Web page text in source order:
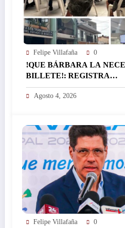
Felipe Villafaña 0
!QUE BÁRBARA LA
BILLETE!: REGISTRA
EL ICTSGEM MÁS DE
UN DÍA…
Agosto 4, 2026
Felipe Villafaña 0